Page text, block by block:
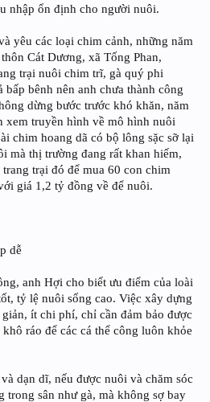
nhập ổn định cho người nuôi.
yêu các loại chim cảnh, những năm
Cát Dương, xã Tống Phan,
trại nuôi chim trĩ, gà quý phi
bênh nên anh chưa thành công
dừng bước trước khó khăn, năm
xem truyền hình về mô hình nuôi
chim hoang dã có bộ lông sặc sỡ lại
mà thị trường đang rất khan hiếm,
trại đó để mua 60 con chim
giá 1,2 tỷ đồng về để nuôi.
dễ
anh Hợi cho biết ưu điểm của loài
tỷ lệ nuôi sống cao. Việc xây dựng
ít chi phí, chỉ cần đảm bảo được
ráo để các cá thể công luôn khỏe
dạn dĩ, nếu được nuôi và chăm sóc
trong sân như gà, mà không sợ bay